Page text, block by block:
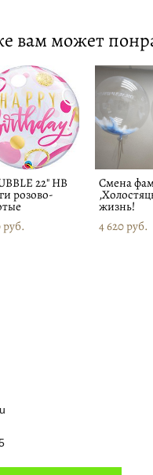
вам может
22" HB
розово-
pуб.
Смена
жизнь!
4 620 pуб.